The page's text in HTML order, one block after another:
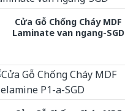
Cửa Gỗ Chống Cháy MDF
Laminate van ngang-SGD